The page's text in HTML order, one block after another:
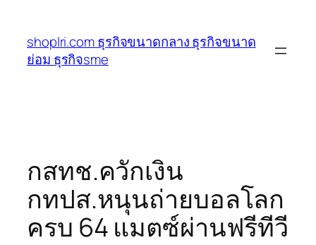
เนื้อหา
shoplri.com ธุรกิจขนาดกลาง ธุรกิจขนาด
ย่อม ธุรกิจsme
กสทช.ควักเงิน
กทปส.หนุนถ่ายบอลโลก
ครบ 64 แมตซ์ผ่านฟรีทีวี